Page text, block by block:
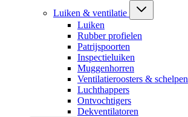
Luiken & ventilatie
Luiken
Rubber profielen
Patrijspoorten
Inspectieluiken
Muggenhorren
Ventilatieroosters & schelpen
Luchthappers
Ontvochtigers
Dekventilatoren